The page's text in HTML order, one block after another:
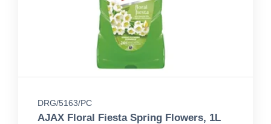
DRG/5163/PC
AJAX Floral Fiesta Spring Flowers, 1L